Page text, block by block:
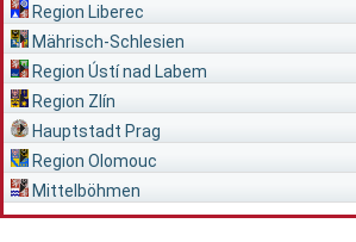
Region Liberec
Mährisch-Schlesien
Region Ústí nad Labem
Region Zlín
Hauptstadt Prag
Region Olomouc
Mittelböhmen